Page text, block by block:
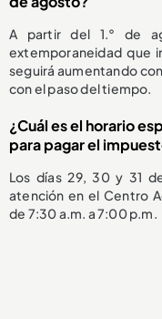
A partir del 1.° de
extemporaneidad que
seguirá aumentando
con el paso del tiempo.
¿Cuál es el horario
para pagar el
Los días 29, 30 y 31
atención en el Centro
de 7:30 a.m. a 7:00 p.m.